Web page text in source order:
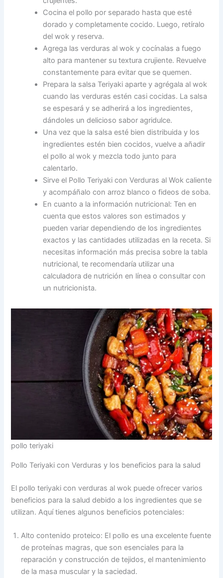
Cocina el pollo por separado hasta que esté
dorado y completamente cocido. Luego, retíralo
del wok y reserva.
Agrega las verduras al wok y cocínalas a fuego
alto para mantener su textura crujiente. Revuelve
constantemente para evitar que se quemen.
Prepara la salsa Teriyaki aparte y agrégala al wok
cuando las verduras estén casi cocidas. La salsa
se espesará y se adherirá a los ingredientes,
dándoles un delicioso sabor agridulce.
Una vez que la salsa esté bien distribuida y los
ingredientes estén bien cocidos, vuelve a añadir
el pollo al wok y mezcla todo junto para
calentarlo.
Sirve el Pollo Teriyaki con Verduras al Wok caliente
y acompáñalo con arroz blanco o fideos de soba.
En cuanto a la información nutricional: Ten en
cuenta que estos valores son estimados y
pueden variar dependiendo de los ingredientes
exactos y las cantidades utilizadas en la receta. Si
necesitas información más precisa sobre la tabla
nutricional, te recomendaría utilizar una
calculadora de nutrición en línea o consultar con
un nutricionista.
pollo teriyaki
Pollo Teriyaki con Verduras y los beneficios para la salud
El pollo teriyaki con verduras al wok puede ofrecer varios
beneficios para la salud debido a los ingredientes que se
utilizan. Aquí tienes algunos beneficios potenciales:
Alto contenido proteico: El pollo es una excelente fuente
de proteínas magras, que son esenciales para la
reparación y construcción de tejidos, el mantenimiento
de la masa muscular y la saciedad.